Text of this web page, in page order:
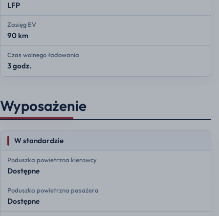
LFP
Zasięg EV
90 km
Czas wolnego ładowania
3 godz.
Wyposażenie
W standardzie
Poduszka powietrzna kierowcy
Dostępne
Poduszka powietrzna pasażera
Dostępne